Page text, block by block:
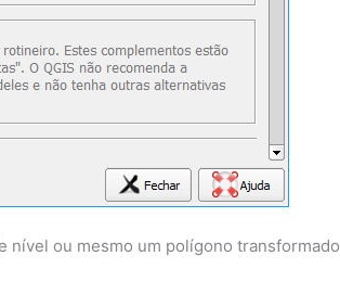
nível ou mesmo um polígono transformado